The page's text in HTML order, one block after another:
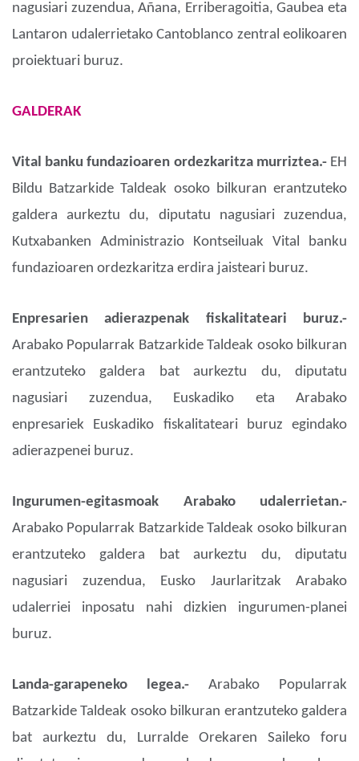
nagusiari zuzendua, Añana, Erriberagoitia, Gaubea eta
Lantaron udalerrietako Cantoblanco zentral eolikoaren
proiektuari buruz.
GALDERAK
Vital banku fundazioaren ordezkaritza murriztea.- EH
Bildu Batzarkide Taldeak osoko bilkuran erantzuteko
galdera aurkeztu du, diputatu nagusiari zuzendua,
Kutxabanken Administrazio Kontseiluak Vital banku
fundazioaren ordezkaritza erdira jaisteari buruz.
Enpresarien adierazpenak fiskalitateari buruz.-
Arabako Popularrak Batzarkide Taldeak osoko bilkuran
erantzuteko galdera bat aurkeztu du, diputatu
nagusiari zuzendua, Euskadiko eta Arabako
enpresariek Euskadiko fiskalitateari buruz egindako
adierazpenei buruz.
Ingurumen-egitasmoak Arabako udalerrietan.-
Arabako Popularrak Batzarkide Taldeak osoko bilkuran
erantzuteko galdera bat aurkeztu du, diputatu
nagusiari zuzendua, Eusko Jaurlaritzak Arabako
udalerriei inposatu nahi dizkien ingurumen-planei
buruz.
Landa-garapeneko legea.- Arabako Popularrak
Batzarkide Taldeak osoko bilkuran erantzuteko galdera
bat aurkeztu du, Lurralde Orekaren Saileko foru